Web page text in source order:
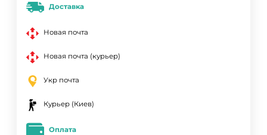
Доставка
Новая почта
Новая почта (курьер)
Укр почта
Курьер (Киев)
Оплата